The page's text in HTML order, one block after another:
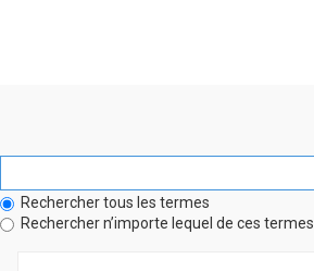
Rechercher tous les termes
Rechercher n’importe lequel de ces termes